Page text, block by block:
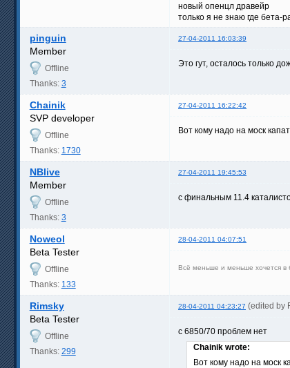
новый опенцл дравейр
только я не знаю где бета-
pinguin 27-04-2011 16:03:39
Member
Offline
Thanks: 3
Это гут, осталось только
Chainik 27-04-2011 16:22:42
SVP developer
Offline
Thanks: 1730
Вот кому надо на моск
NBlive 27-04-2011 19:45:53
Member
Offline
Thanks: 3
с финальным 11.4
Noweol 28-04-2011 04:07:51
Beta Tester
Offline
Thanks: 133
Всё меньше и меньше хочется в
Rimsky 28-04-2011 04:23:27 (edited by
Beta Tester
Offline
Thanks: 299
c 6850/70 проблем нет
Chainik wrote:
Вот кому надо на моск